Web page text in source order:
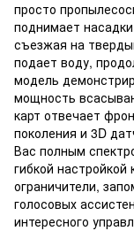
просто
поднимает
съезжая на
подает воду,
модель
мощность
карт отвечает
поколения и 3D
Вас полным
гибкой
ограничители,
голосовых
интересного